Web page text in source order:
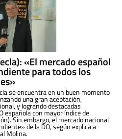
«El mercado español
para todos los
se encuentra en un buen momento
una gran aceptación,
y logrando destacadas
española con mayor índice de
Sin embargo, el mercado nacional
de la DO, según explica a
Molina.